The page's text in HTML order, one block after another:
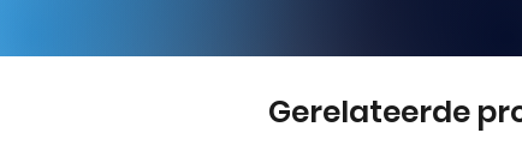
Gerelateerde